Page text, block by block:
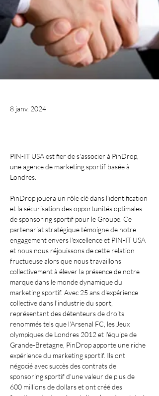
8 janv. 2024
PIN-IT USA est fier de s'associer à PinDrop,
une agence de marketing sportif basée à
Londres.
PinDrop jouera un rôle clé dans l'identification
et la sécurisation des opportunités optimales
de sponsoring sportif pour le Groupe. Ce
partenariat stratégique témoigne de notre
engagement envers l'excellence et PIN-IT USA
et nous nous réjouissons de cette relation
fructueuse alors que nous travaillons
collectivement à élever la présence de notre
marque dans le monde dynamique du
marketing sportif. Avec 25 ans d'expérience
collective dans l'industrie du sport,
représentant des détenteurs de droits
renommés tels que l'Arsenal FC, les Jeux
olympiques de Londres 2012 et l'équipe de
Grande-Bretagne, PinDrop apporte une riche
expérience du marketing sportif. Ils ont
négocié avec succès des contrats de
sponsoring sportif d'une valeur de plus de
600 millions de dollars et ont créé des